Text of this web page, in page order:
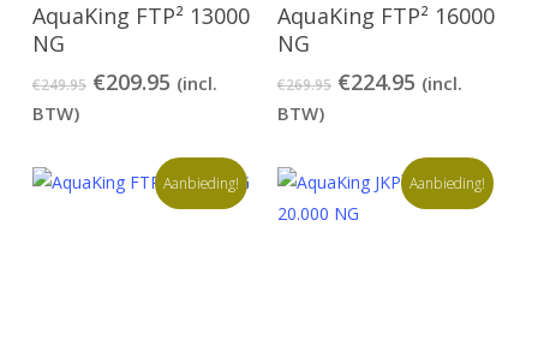
AquaKing FTP² 13000
NG
€249.95 Oorspronkelijke
€249.95.
€209.95Huidige
€209.95.
(incl.
BTW)
AquaKing FTP² 16000
NG
€269.95 Oorspronkelijke
€269.95.
€224.95 Huidige
€224.95.
(incl.
BTW)
Aanbieding! Aanbieding!